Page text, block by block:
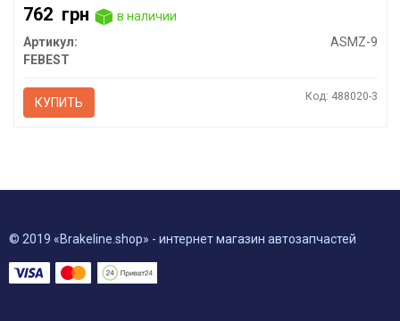
762 грн
в наличии
Артикул:
ASMZ-9
FEBEST
КУПИТЬ Код: 488020-3
© 2019 «Brakeline.shop» - интернет магазин автозапчастей